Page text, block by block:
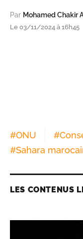
Par Mohamed Chakir
Le 03/11/2024 à 16h45
#ONU #
#Sahara
LES CONTENUS